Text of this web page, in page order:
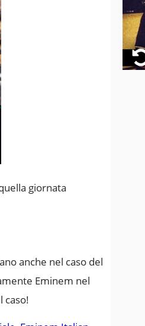
giornata
anche nel caso del
Eminem nel
caso!